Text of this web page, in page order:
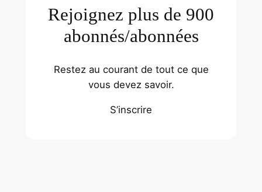
Rejoignez plus de 900
abonnés/abonnées
Restez au courant de tout ce que
vous devez savoir.
S’inscrire